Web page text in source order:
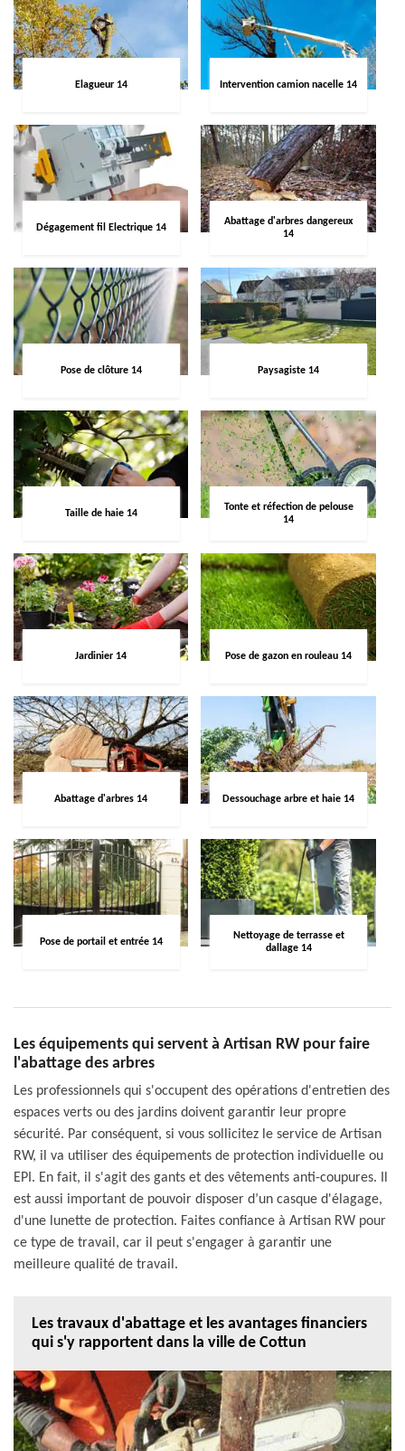
Elagueur 14 Intervention camion nacelle 14
Dégagement fil Electrique 14
Abattage d'arbres dangereux
14
Pose de clôture 14 Paysagiste 14
Taille de haie 14
Tonte et réfection de pelouse
14
Jardinier 14 Pose de gazon en rouleau 14
Abattage d'arbres 14 Dessouchage arbre et haie 14
Pose de portail et entrée 14
Nettoyage de terrasse et
dallage 14
Les équipements qui servent à Artisan RW pour faire
l'abattage des arbres
Les professionnels qui s'occupent des opérations d'entretien des
espaces verts ou des jardins doivent garantir leur propre
sécurité. Par conséquent, si vous sollicitez le service de Artisan
RW, il va utiliser des équipements de protection individuelle ou
EPI. En fait, il s'agit des gants et des vêtements anti-coupures. Il
est aussi important de pouvoir disposer d’un casque d'élagage,
d'une lunette de protection. Faites confiance à Artisan RW pour
ce type de travail, car il peut s'engager à garantir une
meilleure qualité de travail.
Les travaux d'abattage et les avantages financiers
qui s'y rapportent dans la ville de Cottun